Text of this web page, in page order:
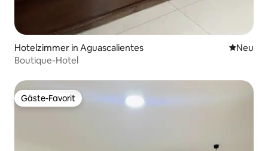
Hotelzimmer in Aguascalientes Neue
Neu
Boutique-Hotel
Gäste-Favorit
Gäste-Favorit